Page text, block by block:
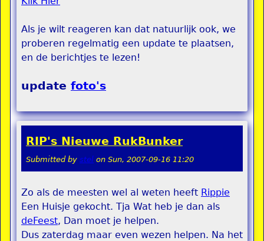
Als je wilt reageren kan dat natuurlijk ook, we
proberen regelmatig een update te plaatsen,
en de berichtjes te lezen!
update foto's
RIP's Nieuwe RukBunker
Submitted by stel on Sun, 2007-09-16 11:20
Zo als de meesten wel al weten heeft Rippie
Een Huisje gekocht. Tja Wat heb je dan als
deFeest, Dan moet je helpen.
Dus zaterdag maar even wezen helpen. Na het